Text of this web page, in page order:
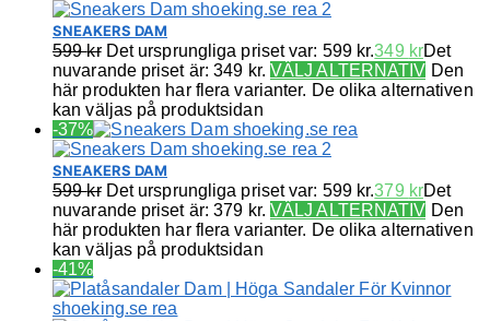
SNEAKERS DAM
599kr Det ursprungliga priset var: 599 kr.349 krDet
nuvarande priset är: 349 kr. VÄLJ ALTERNATIV Den
här produkten har flera varianter. De olika alternativen
kan väljas på produktsidan
-37%
SNEAKERS DAM
599kr Det ursprungliga priset var: 599 kr.379 krDet
nuvarande priset är: 379 kr. VÄLJ ALTERNATIV Den
här produkten har flera varianter. De olika alternativen
kan väljas på produktsidan
-41%